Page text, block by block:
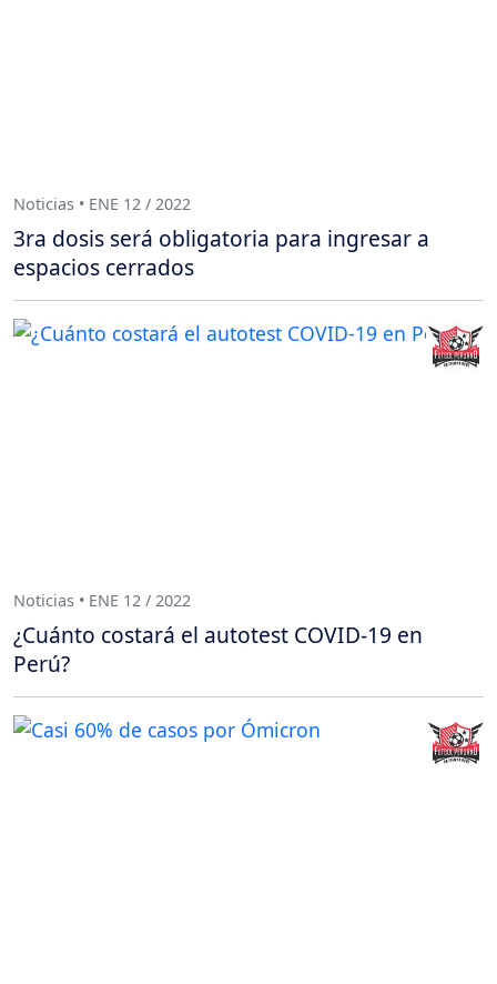
Noticias • ENE 12 / 2022
3ra dosis será obligatoria para ingresar a
espacios cerrados
Noticias • ENE 12 / 2022
¿Cuánto costará el autotest COVID-19 en
Perú?